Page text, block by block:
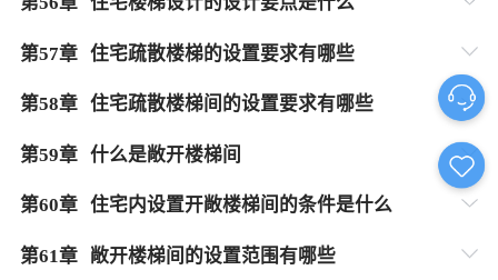
第57章 住宅疏散楼梯的设置要求有哪些
第58章 住宅疏散楼梯间的设置要求有哪些
第59章 什么是敞开楼梯间
第60章 住宅内设置开敞楼梯间的条件是什么
第61章 敞开楼梯间的设置范围有哪些